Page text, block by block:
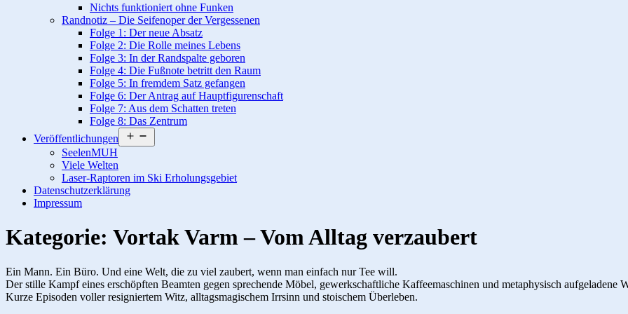
Nichts funktioniert ohne Funken
Randnotiz – Die Seifenoper der Vergessenen
Folge 1: Der neue Absatz
Folge 2: Die Rolle meines Lebens
Folge 3: In der Randspalte geboren
Folge 4: Die Fußnote betritt den Raum
Folge 5: In fremdem Satz gefangen
Folge 6: Der Antrag auf Hauptfigurenschaft
Folge 7: Aus dem Schatten treten
Folge 8: Das Zentrum
Veröffentlichungen
öffnen
SeelenMUH
Viele Welten
Laser-Raptoren im Ski Erholungsgebiet
Datenschutzerklärung
Impressum
Kategorie: Vortak Varm – Vom Alltag verzaubert
Ein Mann. Ein Büro. Und eine Welt, die zu viel zaubert, wenn man einfach nur Tee will.
Der stille Kampf eines erschöpften Beamten gegen sprechende Möbel, gewerkschaftliche Kaffeemaschinen und metaphysisch aufgeladene
Kurze Episoden voller resigniertem Witz, alltagsmagischem Irrsinn und stoischem Überleben.